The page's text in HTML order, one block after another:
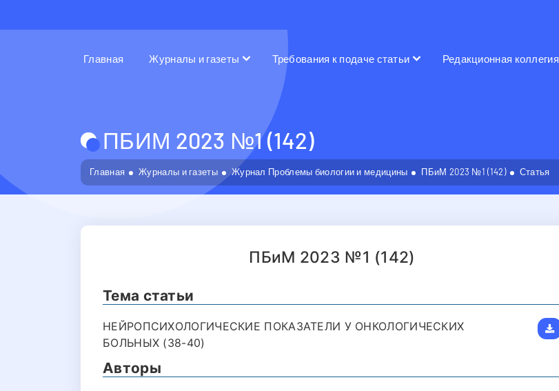
Главная Журналы и газеты Требования к подаче статьи Редакционная коллегия
ПБИМ 2023 №1 (142)
Главная Журналы и газеты Журнал Проблемы биологии и медицины ПБиМ 2023 №1 (142) Статья
ПБиМ 2023 №1 (142)
Тема статьи
НЕЙРОПСИХОЛОГИЧЕСКИЕ ПОКАЗАТЕЛИ У ОНКОЛОГИЧЕСКИХ
БОЛЬНЫХ (38-40)
Авторы